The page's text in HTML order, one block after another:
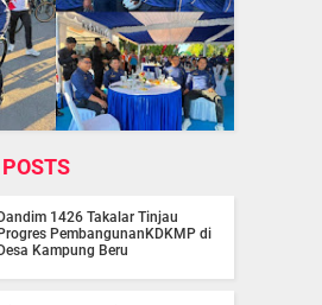
Dandim 1426 Takalar Tinjau
Progres PembangunanKDKMP di
Desa Kampung Beru